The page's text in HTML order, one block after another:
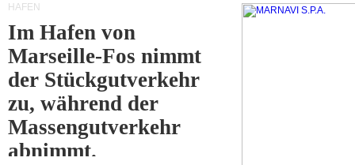
HÄFEN
Im Hafen von
Marseille-Fos nimmt
der Stückgutverkehr
zu, während der
Massengutverkehr
abnimmt.